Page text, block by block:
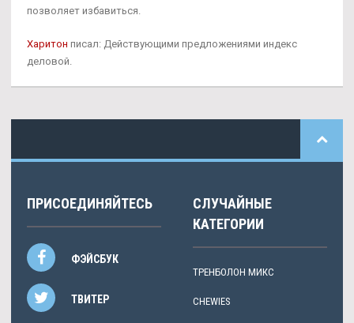
позволяет избавиться.
Харитон писал: Действующими предложениями индекс
деловой.
ПРИСОЕДИНЯЙТЕСЬ
ФЭЙСБУК
ТВИТЕР
СЛУЧАЙНЫЕ
КАТЕГОРИИ
ТРЕНБОЛОН МИКС
CHEWIES